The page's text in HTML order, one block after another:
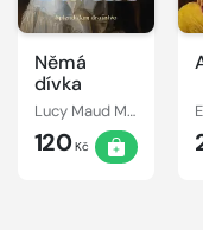
Němá
dívka
Lucy Maud Montgomery
120Kč